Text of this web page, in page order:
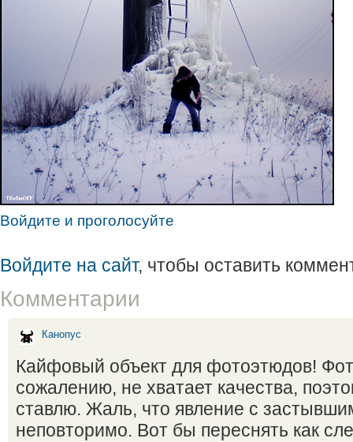
Войдите и проголосуйте
Войдите на сайт, чтобы оставить
Комментарии
Канопус
Кайфовый объект для фотоэтюдов!
сожалению, не хватает качества,
ставлю. Жаль, что явление с
неповторимо. Вот бы переснять как